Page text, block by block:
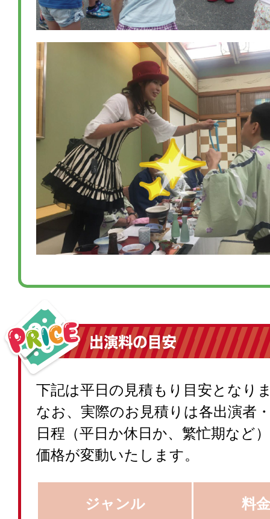
下記は平日の見積もり目安となり
なお、実際のお見積りは各出演者
日程（平日か休日か、繁忙期など
価格が変動いたします。
ジャンル 料